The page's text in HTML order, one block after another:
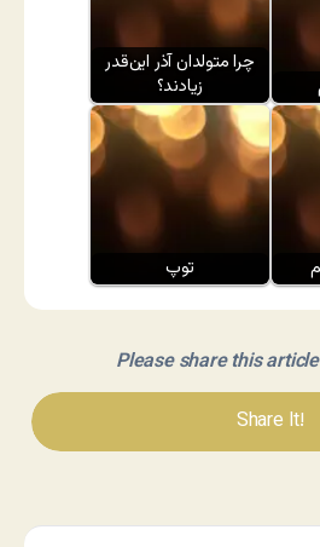
چرا متولدان آذر این‌قدر
زیادند؟
توپ
Please share this
Share It!